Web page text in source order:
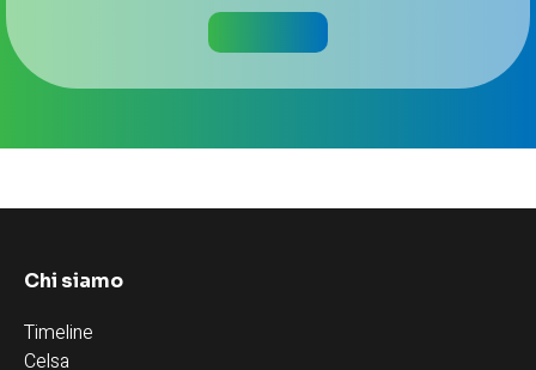
Chi siamo
Timeline
Celsa